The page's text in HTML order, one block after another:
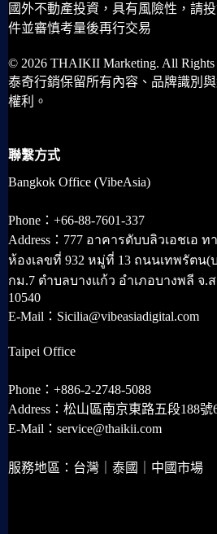
國外不動產投資，具有風險性，請
件並審慎考量後再行交易
© 2026 THAIKII Marketing. All Rights
泰奇行銷保留所有內容、品牌識別
權利。
聯繫方式
Bangkok Office (VibeAsia)
Phone：+66-88-7601-337
Address：777 อาคารดับบลิวเอชเอ ท
ห้องเลขที่ 932 หมู่ที่ 13 ถนนเทพรัตน(
กม.7 ตำบลบางแก้ว อำเภอบางพลี จ.
10540
E-Mail：Sicilia@vibeasiadigital.com
Taipei Office
Phone：+886-2-2748-5088
Address：松山區南京東路五段188號
E-Mail：service@thaikii.com
服務地區：台灣｜泰國｜中國市場